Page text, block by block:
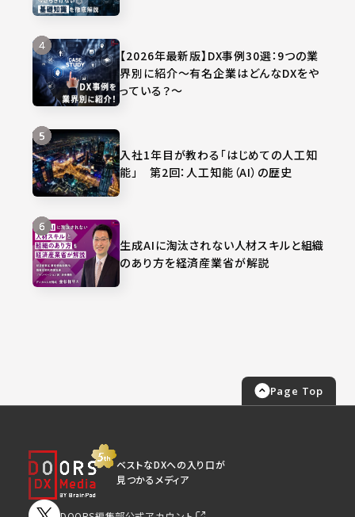
【2026年最新版】DX事例30選：9つの業
界別に紹介～有名企業はどんなDXをや
っている？～
入社1年目が教わる「はじめての人工知
能」 第2回：人工知能（AI）の歴史
生成AIに淘汰されない人材スキルと組織
のあり方を経済産業省が解説
Page Top
ベストなDXへの入り口が
見つかるメディア